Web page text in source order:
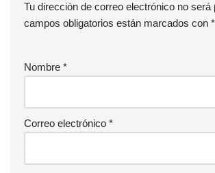
Tu dirección de correo electrónico no será
campos obligatorios están marcados con *
Nombre *
Correo electrónico *